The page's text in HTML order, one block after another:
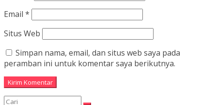
Email *
Situs Web
Simpan nama, email, dan situs web saya pada
peramban ini untuk komentar saya berikutnya.